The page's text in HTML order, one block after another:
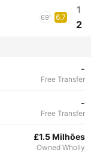
69' 6.7
1
2
-
Free Transfer
-
Free Transfer
£1.5 Milhões
Owned Wholly